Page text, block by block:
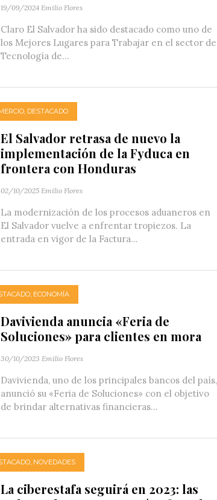
19/09/2024 Emilio Flores
Claro El Salvador ha sido destacado como uno de
los Mejores Lugares para Trabajar en el sector de
Tecnología de...
, DESTACADO
El Salvador retrasa de nuevo la
implementación de la Fyduca en
frontera con Honduras
02/10/2025 Emilio Flores
La modernización de los procesos aduaneros en
El Salvador vuelve a enfrentar tropiezos. La
entrada en vigor de la Factura...
, ECONOMÍA
Davivienda anuncia «Feria de
Soluciones» para clientes en mora
30/10/2023 Emilio Flores
Davivienda, uno de los principales bancos del país,
anunció su «Feria de Soluciones» con el objetivo
de brindar alternativas financieras...
, NOVEDADES
La ciberestafa seguirá en 2023: las